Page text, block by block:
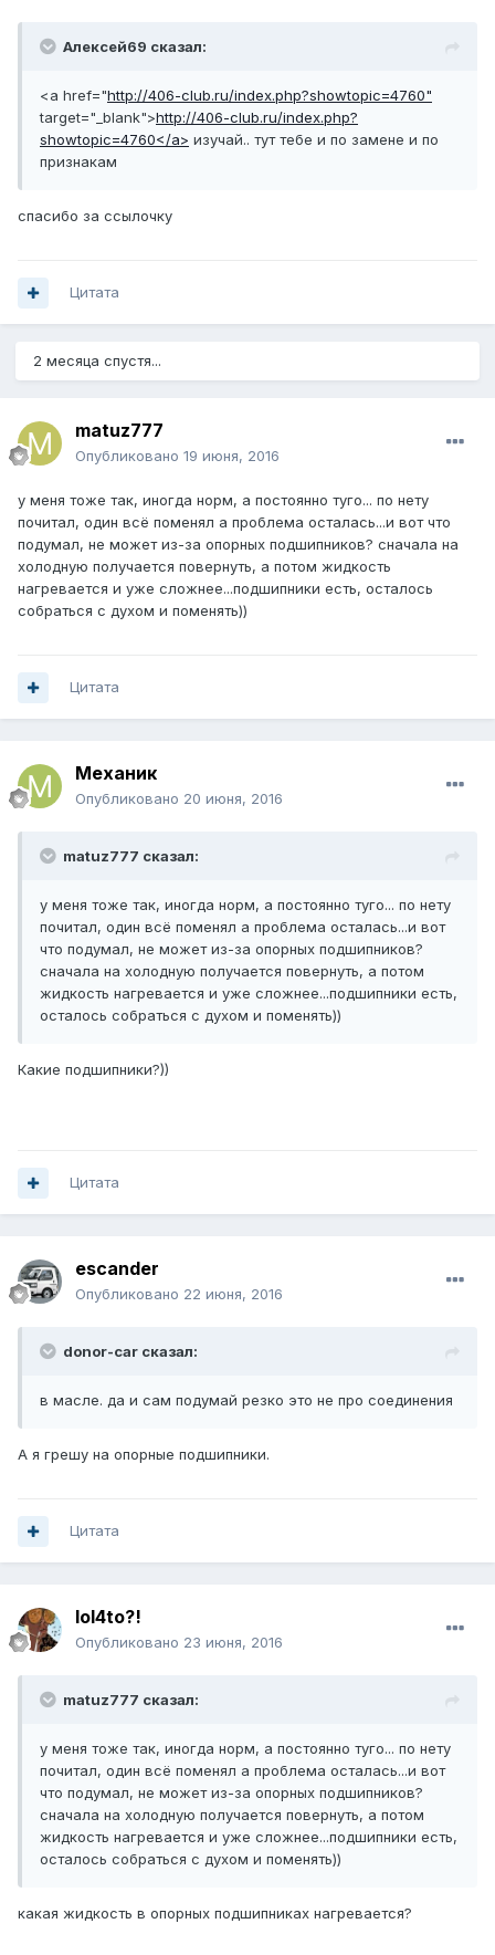
Алексей69 сказал:
<a href="http://406-club.ru/index.php?showtopic=4760"
target="_blank">http://406-club.ru/index.php?
showtopic=4760</a> изучай.. тут тебе и по замене и по
признакам
спасибо за ссылочку
Цитата
2 месяца спустя...
matuz777
Опубликовано 19 июня, 2016
у меня тоже так, иногда норм, а постоянно туго... по нету
почитал, один всё поменял а проблема осталась...и вот что
подумал, не может из-за опорных подшипников? сначала на
холодную получается повернуть, а потом жидкость
нагревается и уже сложнее...подшипники есть, осталось
собраться с духом и поменять))
Цитата
Механик
Опубликовано 20 июня, 2016
matuz777 сказал:
у меня тоже так, иногда норм, а постоянно туго... по нету
почитал, один всё поменял а проблема осталась...и вот
что подумал, не может из-за опорных подшипников?
сначала на холодную получается повернуть, а потом
жидкость нагревается и уже сложнее...подшипники есть,
осталось собраться с духом и поменять))
Какие подшипники?))
Цитата
escander
Опубликовано 22 июня, 2016
donor-car сказал:
в масле. да и сам подумай резко это не про соединения
А я грешу на опорные подшипники.
Цитата
lol4to?!
Опубликовано 23 июня, 2016
matuz777 сказал:
у меня тоже так, иногда норм, а постоянно туго... по нету
почитал, один всё поменял а проблема осталась...и вот
что подумал, не может из-за опорных подшипников?
сначала на холодную получается повернуть, а потом
жидкость нагревается и уже сложнее...подшипники есть,
осталось собраться с духом и поменять))
какая жидкость в опорных подшипниках нагревается?